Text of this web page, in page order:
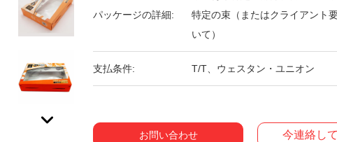
パッケージの詳細:
特定の束（またはクライアント
いて）
支払条件: T/T、ウェスタン・ユニオン
お問い合わせ 今連絡し